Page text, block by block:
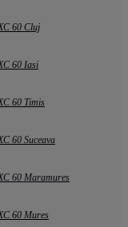
60 Cluj
60 Iasi
60 Timis
60 Suceava
60 Maramures
60 Mures